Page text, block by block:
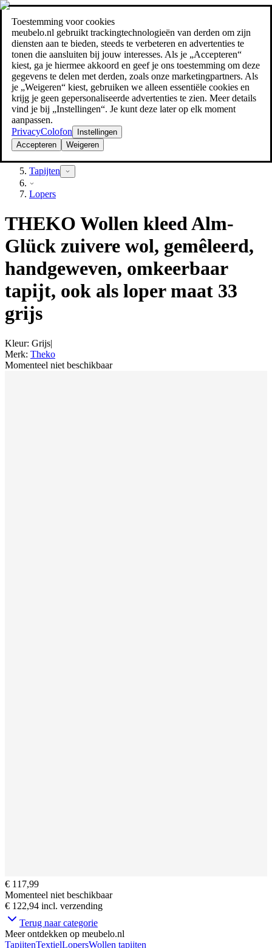
Toestemming voor cookies
meubelo.nl gebruikt trackingtechnologieën van derden om zijn
diensten aan te bieden, steeds te verbeteren en advertenties te
tonen die aansluiten bij jouw interesses. Als je „Accepteren“
kiest, ga je hiermee akkoord en geef je ons toestemming om deze
gegevens te delen met derden, zoals onze marketingpartners. Als
je „Weigeren“ kiest, gebruiken we alleen essentiële cookies en
krijg je geen gepersonaliseerde advertenties te zien. Meer details
vind je bij „Instellingen“. Je kunt deze later op elk moment
aanpassen.
PrivacyColofon
Instellingen
Accepteren
Weigeren
Zoeken
meubel jezelf de beste prijs!meubel jezelf de beste prijs!
Textiel
Tapijten
Lopers
THEKO Wollen kleed Alm-
Glück zuivere wol, gemêleerd,
handgeweven, omkeerbaar
tapijt, ook als loper maat 33
grijs
Kleur: Grijs|
Merk: Theko
Momenteel niet beschikbaar
€ 117,99
Momenteel niet beschikbaar
€ 122,94 incl. verzending
Terug naar categorie
Meer ontdekken op meubelo.nl
TapijtenTextielLopersWollen tapijten